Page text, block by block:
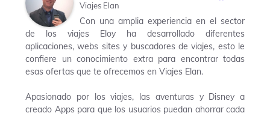
Viajes Elan
Con una amplia experiencia en el sector
de los viajes Eloy ha desarrollado diferentes
aplicaciones, webs sites y buscadores de viajes, esto le
confiere un conocimiento extra para encontrar todas
esas ofertas que te ofrecemos en Viajes Elan.
Apasionado por los viajes, las aventuras y Disney a
creado Apps para que los usuarios puedan ahorrar cada